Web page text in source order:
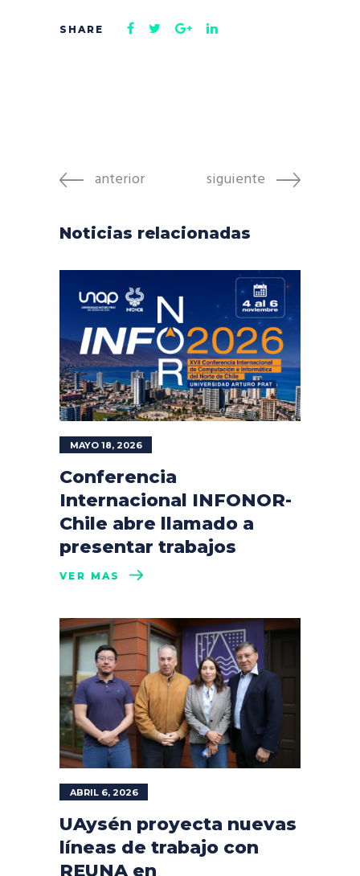
anterior siguiente
Noticias relacionadas
MAYO 18, 2026
Conferencia
Internacional INFONOR-
Chile abre llamado a
presentar trabajos
VER MÁS
ABRIL 6, 2026
UAysén proyecta nuevas
líneas de trabajo con
REUNA en